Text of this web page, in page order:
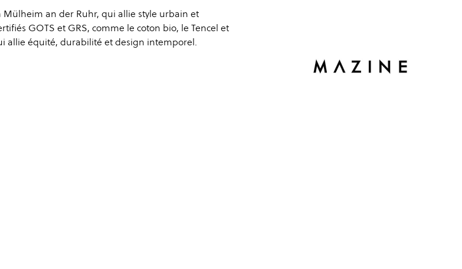
an der Ruhr, qui allie style urbain et
GOTS et GRS, comme le coton bio, le Tencel et
allie équité, durabilité et design intemporel.